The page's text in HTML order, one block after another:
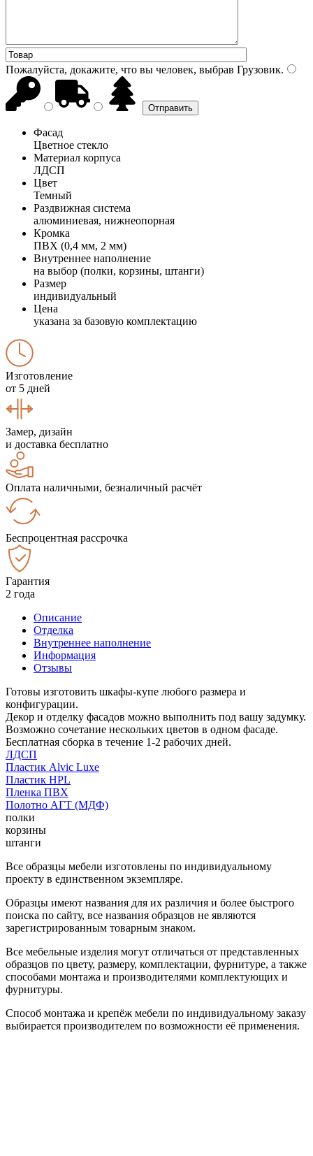
Пожалуйста, докажите, что вы человек, выбрав Грузовик.
Фасад
Цветное стекло
Материал корпуса
ЛДСП
Цвет
Темный
Раздвижная система
алюминиевая, нижнеопорная
Кромка
ПВХ (0,4 мм, 2 мм)
Внутреннее наполнение
на выбор (полки, корзины, штанги)
Размер
индивидуальный
Цена
указана за базовую комплектацию
Изготовление
от 5 дней
Замер, дизайн
и доставка бесплатно
Оплата наличными, безналичный расчёт
Беспроцентная рассрочка
Гарантия
2 года
Описание
Отделка
Внутреннее наполнение
Информация
Отзывы
Готовы изготовить шкафы-купе любого размера и
конфигурации.
Декор и отделку фасадов можно выполнить под вашу задумку.
Возможно сочетание нескольких цветов в одном фасаде.
Бесплатная сборка в течение 1-2 рабочих дней.
ЛДСП
Пластик Alvic Luxe
Пластик HPL
Пленка ПВХ
Полотно АГТ (МДФ)
полки
корзины
штанги
Все образцы мебели изготовлены по индивидуальному
проекту в единственном экземпляре.
Образцы имеют названия для их различия и более быстрого
поиска по сайту, все названия образцов не являются
зарегистрированным товарным знаком.
Все мебельные изделия могут отличаться от представленных
образцов по цвету, размеру, комплектации, фурнитуре, а также
способами монтажа и производителями комплектующих и
фурнитуры.
Способ монтажа и крепёж мебели по индивидуальному заказу
выбирается производителем по возможности её применения.